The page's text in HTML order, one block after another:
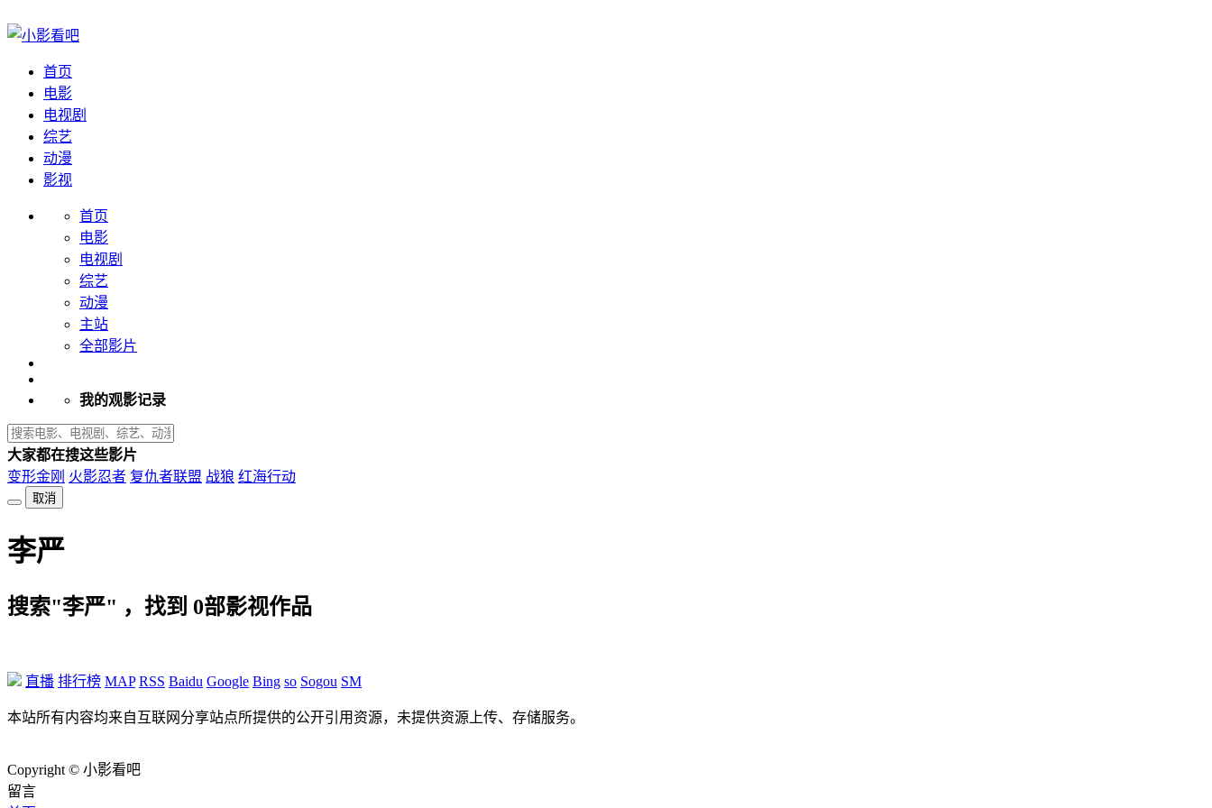
首页
电影
电视剧
综艺
动漫
影视
首页
电影
电视剧
综艺
动漫
主站
全部影片
我的观影记录
大家都在搜这些影片
变形金刚 火影忍者 复仇者联盟 战狼 红海行动
取消
李严
搜索"李严" ，找到 0部影视作品
直播 排行榜 MAP RSS Baidu Google Bing so Sogou SM
本站所有内容均来自互联网分享站点所提供的公开引用资源，未提供资源上传、存储服务。
Copyright © 小影看吧
留言